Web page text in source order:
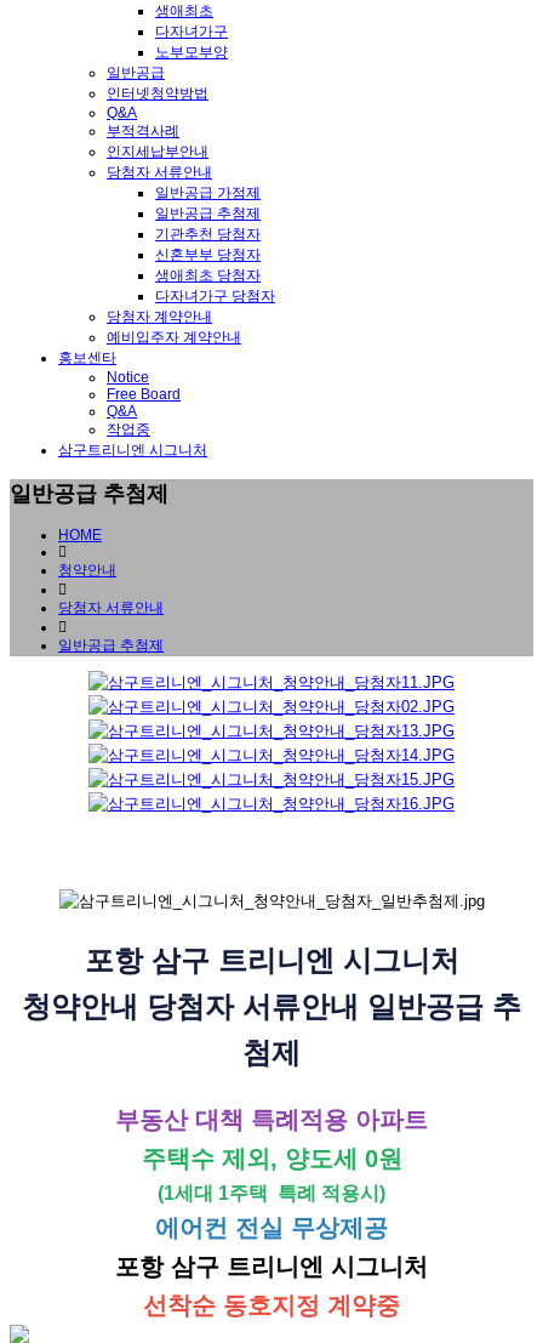
생애최초
다자녀가구
노부모부양
일반공급
인터넷청약방법
Q&A
부적격사례
인지세납부안내
당첨자 서류안내
일반공급 가점제
일반공급 추첨제
기관추천 당첨자
신혼부부 당첨자
생애최초 당첨자
다자녀가구 당첨자
당첨자 계약안내
예비입주자 계약안내
홍보센타
Notice
Free Board
Q&A
작업중
삼구트리니엔 시그니처
일반공급 추첨제
HOME
청약안내
당첨자 서류안내
일반공급 추첨제
포항 삼구 트리니엔 시그니처
청약안내 당첨자 서류안내 일반공급 추
첨제
부동산 대책 특례적용 아파트
주택수 제외, 양도세 0원
(1세대 1주택 특례 적용시)
에어컨 전실 무상제공
포항 삼구 트리니엔 시그니처
선착순 동호지정 계약중